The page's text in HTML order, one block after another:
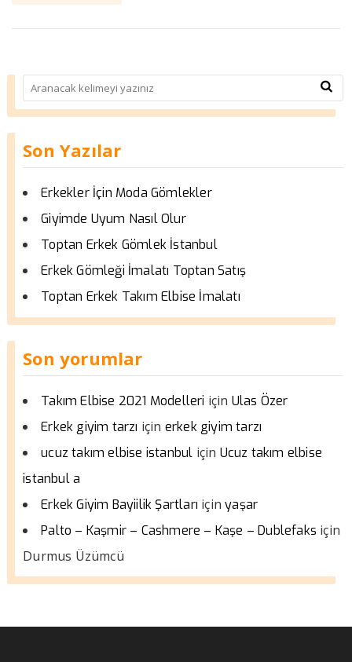
Son Yazılar
Erkekler İçin Moda Gömlekler
Giyimde Uyum Nasıl Olur
Toptan Erkek Gömlek İstanbul
Erkek Gömleği İmalatı Toptan Satış
Toptan Erkek Takım Elbise İmalatı
Son yorumlar
Takım Elbise 2021 Modelleri için Ulas Özer
Erkek giyim tarzı için erkek giyim tarzı
ucuz takım elbise istanbul için Ucuz takım elbise
istanbul a
Erkek Giyim Bayiilik Şartları içinyaşar
Palto – Kaşmir – Cashmere – Kaşe – Dublefaks için
Durmus Üzümcü